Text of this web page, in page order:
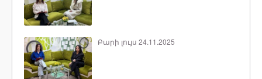
Բարի լույս 24.11.2025